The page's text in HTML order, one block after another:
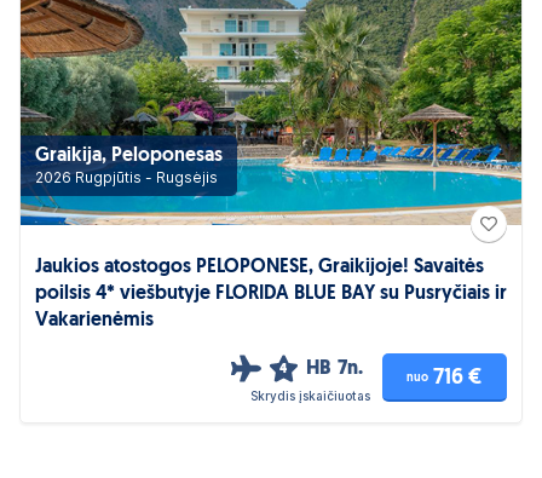
Graikija, Peloponesas
2026 Rugpjūtis - Rugsėjis
Jaukios atostogos PELOPONESE, Graikijoje! Savaitės
poilsis 4* viešbutyje FLORIDA BLUE BAY su Pusryčiais ir
Vakarienėmis
4 HB 7n.
Skrydis įskaičiuotas
nuo 716 €